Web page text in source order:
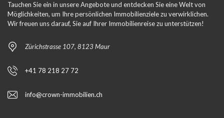
Tauchen Sie ein in unsere Angebote und entdecken Sie eine Welt von
Möglichkeiten, um Ihre persönlichen Immobilienziele zu verwirklichen.
Wir freuen uns darauf, Sie auf Ihrer Immobilienreise zu unterstützen!
Zürichstrasse 107, 8123 Maur
+41 78 218 27 72
info@crown-immobilien.ch